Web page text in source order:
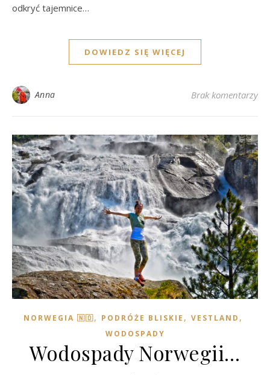
odkryć tajemnice…
DOWIEDZ SIĘ WIĘCEJ
Anna Brak komentarzy
NORWEGIA 🇳🇴, PODRÓŻE BLISKIE , VESTLAND ,
WODOSPADY
Wodospady Norwegii…